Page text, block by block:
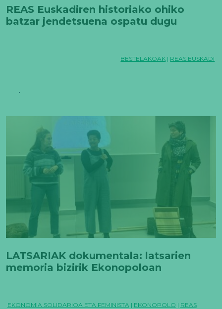
REAS Euskadiren historiako ohiko
batzar jendetsuena ospatu dugu
BESTELAKOAK | REAS EUSKADI
LATSARIAK dokumentala: latsarien
memoria bizirik Ekonopoloan
EKONOMIA SOLIDARIOA ETA FEMINISTA | EKONOPOLO | REAS